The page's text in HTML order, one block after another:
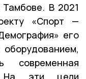
В 2021
«Спорт —
его
На эти цели